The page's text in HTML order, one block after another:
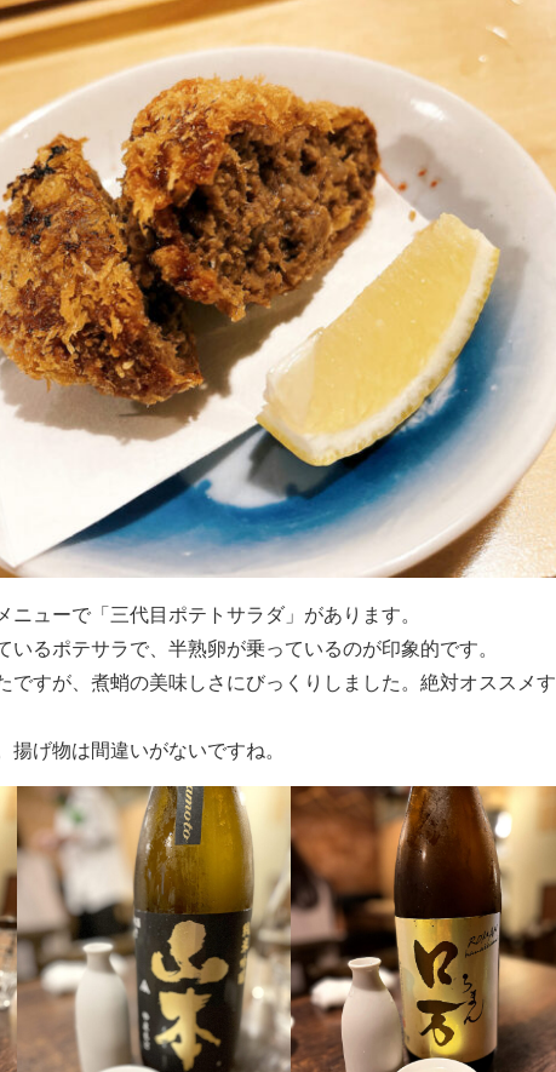
ューで「三代目ポテトサラダ」があります。
るポテサラで、半熟卵が乗っているのが印象的です。
ですが、煮蛸の美味しさにびっくりしました。絶対オススメす
げ物は間違いがないですね。